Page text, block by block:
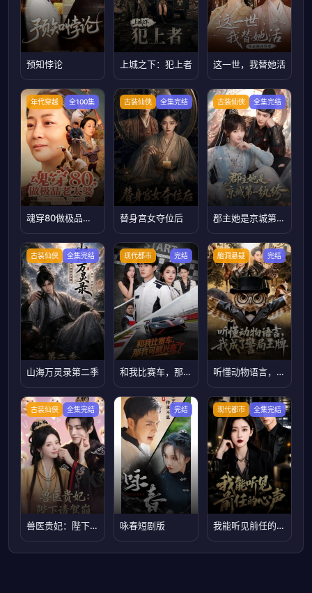
预知悖论 上城之下：犯上者 这一世，我替她活
年代穿越 全100集
魂穿80做极品老太婆
古装仙侠 全集完结
替身宫女夺位后
古装仙侠 全集完结
郡主她是京城第一纨绔
古装仙侠 全集完结
山海万灵录第二季
现代都市 完结
和我比赛车，那我可就兴奋了
脑洞悬疑 完结
听懂动物语言，我成了警局王牌
古装仙侠 全集完结
兽医贵妃：陛下请驾崩
完结
咏春短剧版
现代都市 全集完结
我能听见前任的心声